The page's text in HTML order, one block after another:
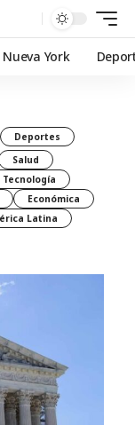
Nueva York
Deportes
Salud
Tecnología
Económica
Latina